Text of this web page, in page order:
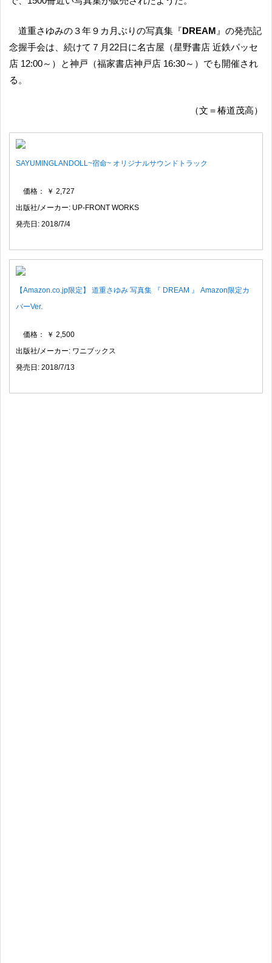
道重さゆみの３年９カ月ぶりの写真集『DREAM 』の発売記
念握手会は、続けて７月22日に名古屋（星野書店 近鉄パッセ
店 12:00～）と神戸（福家書店神戸店 16:30～）でも開催され
る。
（文＝椿道茂高）
SAYUMINGLANDOLL~宿命~ オリジナルサウンドトラック
価格： ￥ 2,727
出版社/メーカー: UP-FRONT WORKS
発売日: 2018/7/4
【Amazon.co.jp限定】 道重さゆみ 写真集 『 DREAM 』 Amazon限定カ
バーVer.
価格： ￥ 2,500
出版社/メーカー: ワニブックス
発売日: 2018/7/13